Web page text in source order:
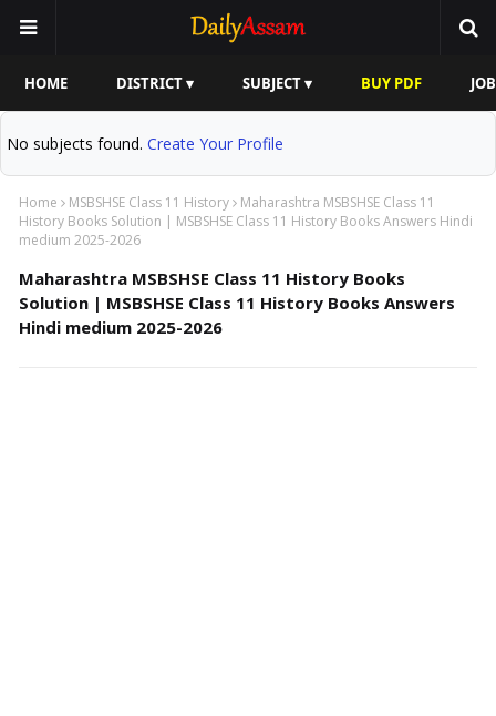
HOME DISTRICT ▾ SUBJECT ▾ BUY PDF
No subjects found. Create Your Profile
Home MSBSHSE Class 11 History
Maharashtra MSBSHSE Class 11
History Books Solution | MSBSHSE Class 11 History Books Answers Hindi
medium 2025-2026
Maharashtra MSBSHSE Class 11 History Books
Solution | MSBSHSE Class 11 History Books Answers
Hindi medium 2025-2026